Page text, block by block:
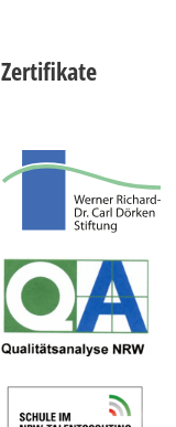
Zertifikate